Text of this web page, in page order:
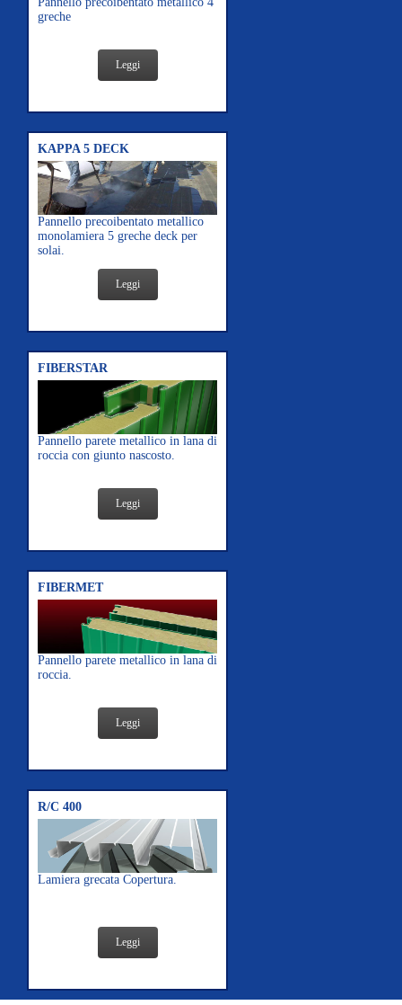
greche
Leggi
KAPPA 5 DECK
Pannello precoibentato metallico
monolamiera 5 greche deck per
solai.
Leggi
FIBERSTAR
Pannello parete metallico in lana di
roccia con giunto nascosto.
Leggi
FIBERMET
Pannello parete metallico in lana di
roccia.
Leggi
R/C 400
Lamiera grecata Copertura.
Leggi